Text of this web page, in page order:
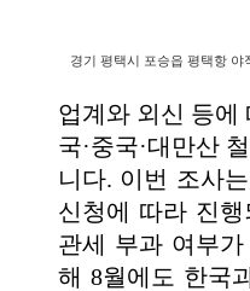
경기 평택시 포승읍 평택항
업계와 외신 등에
국·중국·대만산
니다. 이번 조사
신청에 따라 진
관세 부과 여부
해 8월에도 한국